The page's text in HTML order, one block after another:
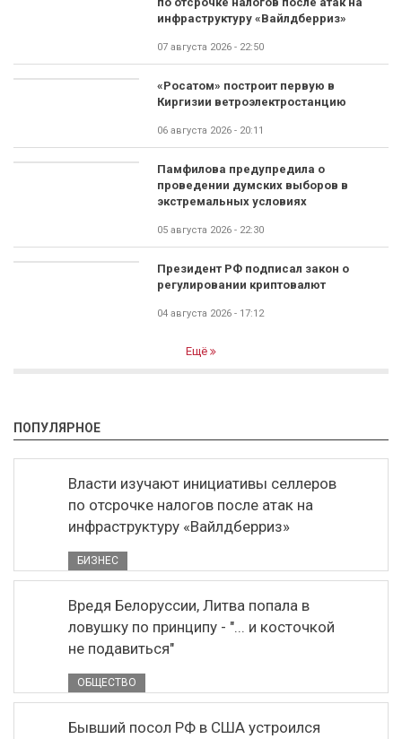
инфраструктуру «Вайлдберриз»
07 августа 2026 - 22:50
«Росатом» построит первую в
Киргизии ветроэлектростанцию
06 августа 2026 - 20:11
Памфилова предупредила о
проведении думских выборов в
экстремальных условиях
05 августа 2026 - 22:30
Президент РФ подписал закон о
регулировании криптовалют
04 августа 2026 - 17:12
Ещё
ПОПУЛЯРНОЕ
Власти изучают инициативы селлеров
по отсрочке налогов после атак на
инфраструктуру «Вайлдберриз»
БИЗНЕС
Вредя Белоруссии, Литва попала в
ловушку по принципу - "... и косточкой
не подавиться"
ОБЩЕСТВО
Бывший посол РФ в США устроился